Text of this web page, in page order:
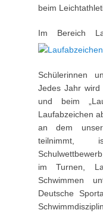
beim
Im Bereich
Schülerinnen
Jedes Jahr wird
und beim
Laufabzeichen
an dem
teilnimmt,
im Turnen,
Schwimmen
Deutsche